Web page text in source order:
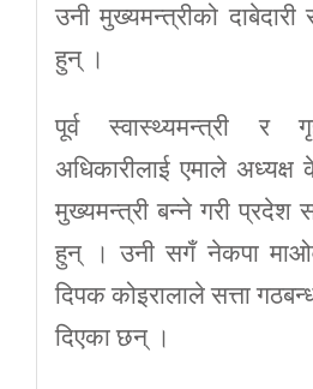
उनी मुख्यमन्त्रीको
हुन् ।
पूर्व स्वास्थ्यमन्त्री र
अधिकारीलाई एमाले
मुख्यमन्त्री बन्ने गरी प्रदेश
हुन् । उनी सगँ नेकपा
दिपक कोइरालाले सत्ता
दिएका छन् ।